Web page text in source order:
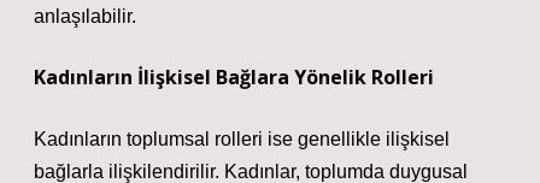
anlaşılabilir.
Kadınların İlişkisel Bağlara Yönelik Rolleri
Kadınların toplumsal rolleri ise genellikle ilişkisel
bağlarla ilişkilendirilir. Kadınlar, toplumda duygusal